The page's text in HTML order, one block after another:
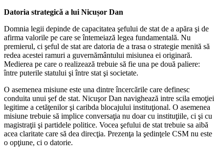
Datoria strategică a lui Nicușor Dan
Domnia legii depinde de capacitatea şefului de stat de a apăra şi de
afirma valorile pe care se întemeiază legea fundamentală. Nu
premierul, ci şeful de stat are datoria de a trasa o strategie menită să
redea acestei ramuri a guvernământului misiunea ei originară.
Medierea pe care o realizează trebuie să fie una pe două paliere:
între puterile statului şi între stat şi societate.
O asemenea misiune este una dintre încercările care definesc
conduita unui şef de stat. Nicuşor Dan navighează intre scila emoţiei
legitime a cetăţenilor şi caribda blocajului instituţional. O asemenea
misiune trebuie să implice conversaţia nu doar cu instituţiile, ci şi cu
magistraţii şi partidele politice. Vocea şefului de stat trebuie sa aibă
acea claritate care să dea direcţia. Prezenţa la şedinţele CSM nu este
o opţiune, ci o datorie.